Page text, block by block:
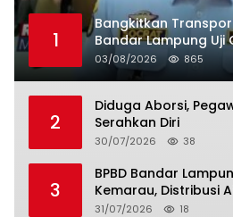
1
Bangkitkan
Bandar Lampung Uji
03/08/2026 865
2
Diduga Aborsi,
Serahkan Diri
30/07/2026 38
3
BPBD Bandar
Kemarau, Distribusi
31/07/2026 18